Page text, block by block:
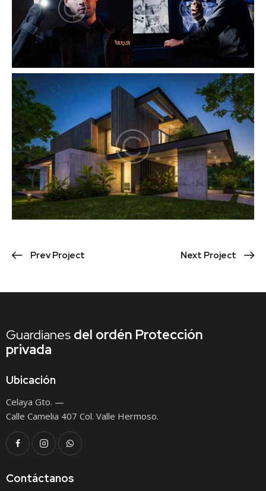
Prev Project Next Project
Guardianes del ordén Protección
privada
Ubicación
Celaya Gto. —
Calle Camelia 407 Col. Valle Hermoso.
Contáctanos